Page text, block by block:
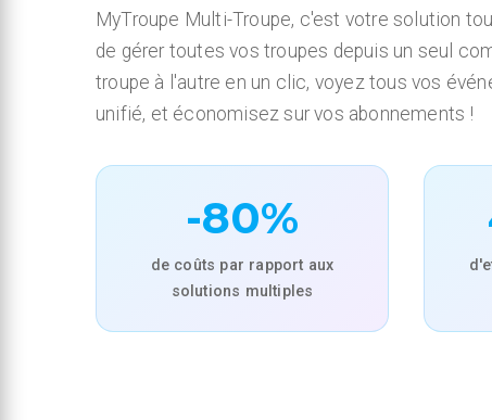
MyTroupe Multi-Troupe, c'est votre solution
de gérer toutes vos troupes depuis un seul
troupe à l'autre en un clic, voyez tous vos
unifié, et économisez sur vos abonnements !
-80%
de coûts par rapport aux
solutions multiples